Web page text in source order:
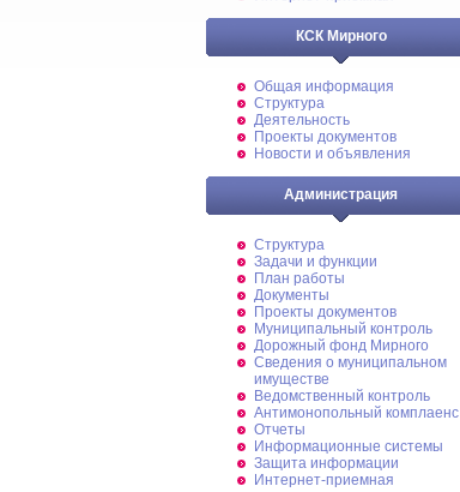
КСК Мирного
Общая информация
Структура
Деятельность
Проекты документов
Новости и объявления
Администрация
Структура
Задачи и функции
План работы
Документы
Проекты документов
Муниципальный контроль
Дорожный фонд Мирного
Cведения о муниципальном
имуществе
Ведомственный контроль
Антимонопольный комплаенс
Отчеты
Информационные системы
Защита информации
Интернет-приемная